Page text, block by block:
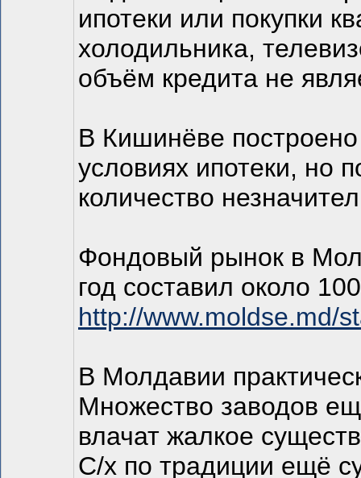
ипотеки или покупки
холодильника,
объём кредита не
В Кишинёве
условиях ипотеки, но
количество
Фондовый рынок в
год составил около
http://www.moldse.md/
В Молдавии
Множество заводов
влачат жалкое
С/х по традиции ещё